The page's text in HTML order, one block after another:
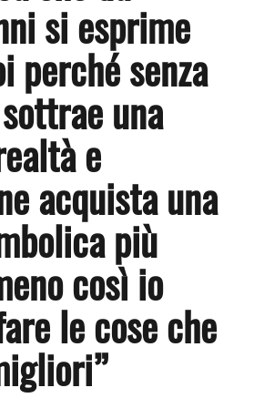
si esprime
perché senza
una
e
acquista una
più
così io
le cose che